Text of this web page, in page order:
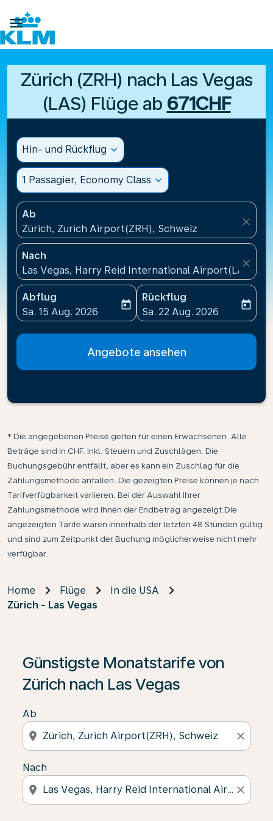

Zürich (ZRH) nach Las Vegas
(LAS) Flüge ab 671CHF
Hin- und Rückflug expand_more
1 Passagier, Economy Class expand_more
Ab
Zürich, Zurich Airport(ZRH), Schweiz
close
Nach
Las Vegas, Harry Reid International Airport(LAS),
close
Abflug
fc-booking-departure-date-aria-label
Sa. 15 Aug. 2026
today
Rückflug
fc-booking-return-date-
Sa. 22 Aug. 2026
today
Angebote ansehen
* Die angegebenen Preise gelten für einen Erwachsenen. Alle
Beträge sind in CHF. Inkl. Steuern und Zuschlägen. Die
Buchungsgebühr entfällt, aber es kann ein Zuschlag für die
Zahlungsmethode anfallen. Die gezeigten Preise können je nach
Tarifverfügbarkeit variieren. Bei der Auswahl Ihrer
Zahlungsmethode wird Ihnen der Endbetrag angezeigt.Die
angezeigten Tarife waren innerhalb der letzten 48 Stunden gültig
und sind zum Zeitpunkt der Buchung möglicherweise nicht mehr
verfügbar.
Home Flüge
In die USA
Zürich - Las Vegas
Günstigste Monatstarife von
Zürich nach Las Vegas
Ab
location_on close
Nach
location_on close